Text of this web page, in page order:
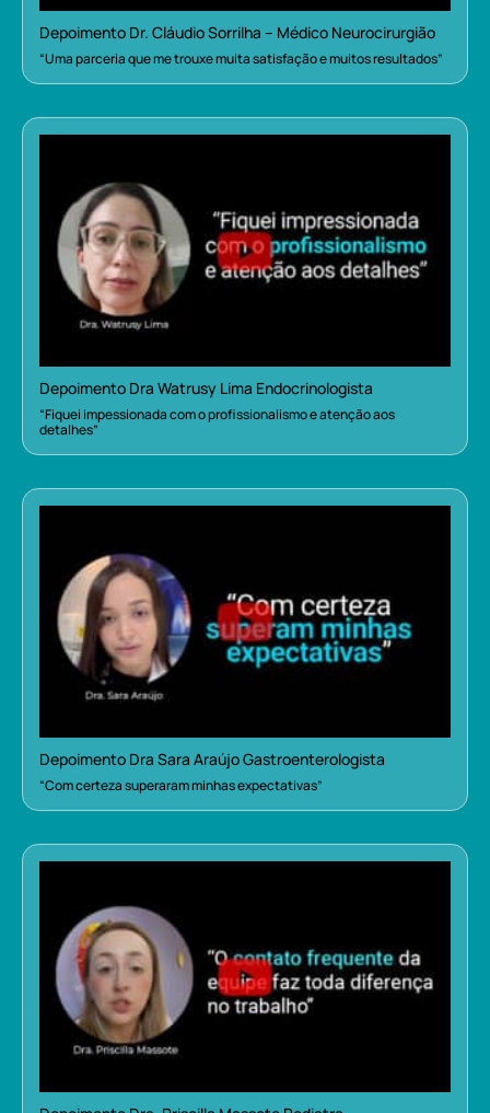
Depoimento Dr. Cláudio Sorrilha – Médico Neurocirurgião
“Uma parceria que me trouxe muita satisfação e muitos resultados”
Depoimento Dra Watrusy Lima Endocrinologista
“Fiquei impessionada com o profissionalismo e atenção aos
detalhes”
Depoimento Dra Sara Araújo Gastroenterologista
“Com certeza superaram minhas expectativas”